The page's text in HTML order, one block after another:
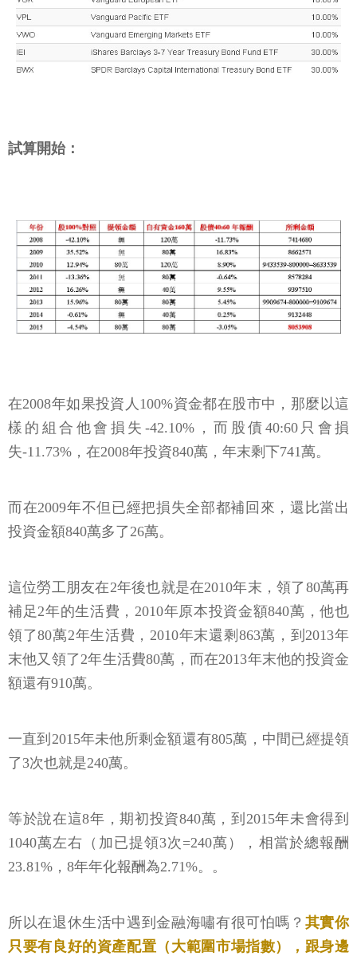
試算開始：
在2008年如果投資人100%資金都在股市中，那麼以這
樣的組合他會損失-42.10%，而股債40:60只會損
失-11.73%，在2008年投資840萬，年末剩下741萬。
而在2009年不但已經把損失全部都補回來，還比當出
投資金額840萬多了26萬。
這位勞工朋友在2年後也就是在2010年末，領了80萬再
補足2年的生活費，2010年原本投資金額840萬，他也
領了80萬2年生活費，2010年末還剩863萬，到2013年
末他又領了2年生活費80萬，而在2013年末他的投資金
額還有910萬。
一直到2015年未他所剩金額還有805萬，中間已經提領
了3次也就是240萬。
等於說在這8年，期初投資840萬，到2015年未會得到
1040萬左右（加已提領3次=240萬），相當於總報酬
23.81%，8年年化報酬為2.71%。。
所以在退休生活中遇到金融海嘯有很可怕嗎？ 其實你
只要有良好的資產配置（大範圍市場指數），跟身邊